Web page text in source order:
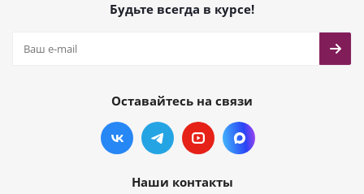
Будьте всегда в курсе!
Оставайтесь на связи
Наши контакты